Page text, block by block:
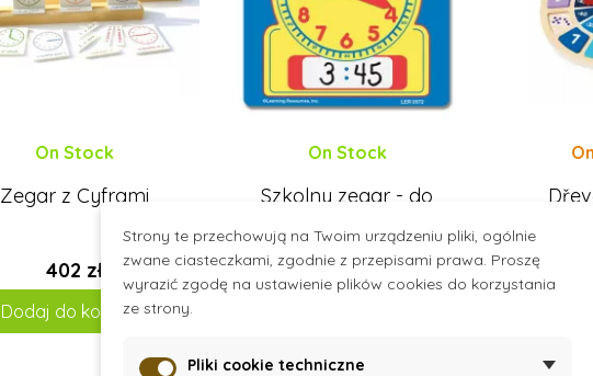
On Stock
Zegar z Cyframi
402 zł
Dodaj do koszyka
On Stock
Szkolny zegar - do
- zestaw 10 sztuk
47 zł
Strony te przechowują na Twoim urządzeniu pliki, ogólnie
zwane ciasteczkami, zgodnie z przepisami prawa. Proszę
wyrazić zgodę na ustawienie plików cookies do korzystania
ze strony.
Pliki cookie techniczne